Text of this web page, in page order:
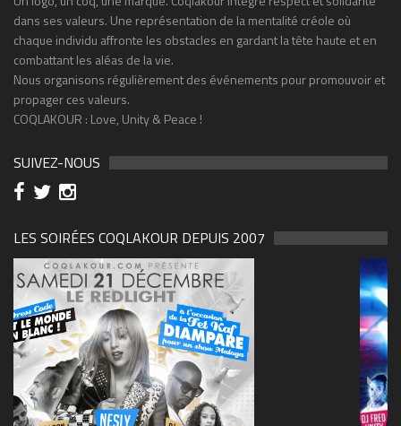
dans ses valeurs. Une représentation de la mentalité créole où
chaque individu affronte les obstacles en gardant la tête haute et en
combattant les aléas de la vie.
Nous organisons régulièrement des événements pour promouvoir et
propager ces valeurs.
COQLAKOUR : Love, Unity & Peace !
SUIVEZ-NOUS
LES SOIRÉES COQLAKOUR DEPUIS 2007